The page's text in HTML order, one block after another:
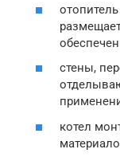
стены,
котел